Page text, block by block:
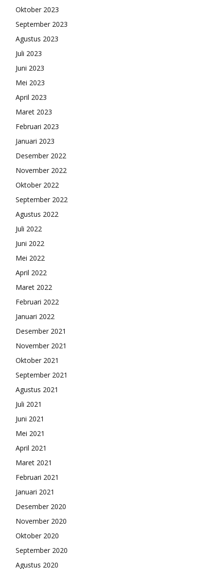
Oktober 2023
September 2023
Agustus 2023
Juli 2023
Juni 2023
Mei 2023
April 2023
Maret 2023
Februari 2023
Januari 2023
Desember 2022
November 2022
Oktober 2022
September 2022
Agustus 2022
Juli 2022
Juni 2022
Mei 2022
April 2022
Maret 2022
Februari 2022
Januari 2022
Desember 2021
November 2021
Oktober 2021
September 2021
Agustus 2021
Juli 2021
Juni 2021
Mei 2021
April 2021
Maret 2021
Februari 2021
Januari 2021
Desember 2020
November 2020
Oktober 2020
September 2020
Agustus 2020